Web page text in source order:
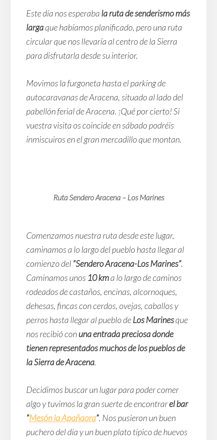
Este día nos esperaba la ruta de senderismo más
largaque habíamos planificado, pero una ruta
circular que nos llevaría al centro de la Sierra
para disfrutarla desde su interior.
Movimos la furgoneta hasta el parking de
autocaravanas de Aracena, situado al lado del
pabellón ferial de Aracena. ¡Qué por cierto! Si
vuestra visita os coincide en sábado podréis
inmiscuiros en el gran mercadillo que montan.
Ruta Sendero Aracena – Los Marines
Comenzamos nuestra ruta desde este lugar,
caminamos a lo largo del pueblo hasta llegar al
comienzo del “Sendero Aracena-Los Marines”.
Caminamos unos 10 kma lo largo de caminos
rodeados de castaños, encinas, alcornoques,
dehesas, fincas con cerdos, ovejas, caballos y
perros hasta llegar al pueblo deLos Marinesque
nos recibió conuna entrada preciosa donde
tienen representados muchos de los pueblos de
la Sierra de Aracena.
Decidimos buscar un lugar para poder comer
algo y tuvimos la gran suerte de encontrarel bar
“Mesón la Apañaora”. Nos pusieron un buen
puchero del día y un buen plato típico de huevos